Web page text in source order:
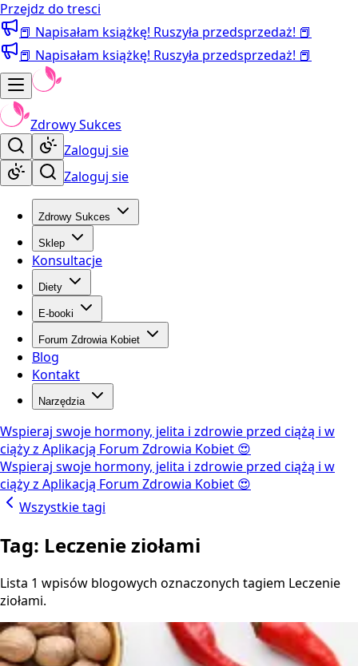
Przejdz do tresci
📕 Napisałam książkę! Ruszyła przedsprzedaż! 📕
📕 Napisałam książkę! Ruszyła przedsprzedaż! 📕
Zdrowy Sukces
Zaloguj sie
Zaloguj sie
Zdrowy Sukces
Sklep
Konsultacje
Diety
E-booki
Forum Zdrowia Kobiet
Blog
Kontakt
Narzędzia
Wspieraj swoje hormony, jelita i zdrowie przed ciążą i w
ciąży z Aplikacją Forum Zdrowia Kobiet 😍
Wspieraj swoje hormony, jelita i zdrowie przed ciążą i w
ciąży z Aplikacją Forum Zdrowia Kobiet 😍
Wszystkie tagi
Tag: Leczenie ziołami
Lista 1 wpisów blogowych oznaczonych tagiem Leczenie
ziołami.